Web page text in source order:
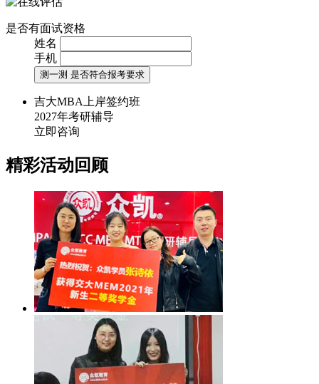
是否有面试资格
姓名
手机
测一测 是否符合报考要求
吉大MBA上岸签约班
2027年考研辅导
立即咨询
精彩活动回顾